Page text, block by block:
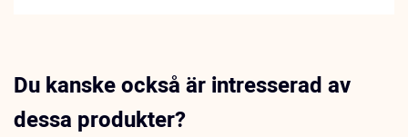
Du kanske också är intresserad av
dessa produkter?